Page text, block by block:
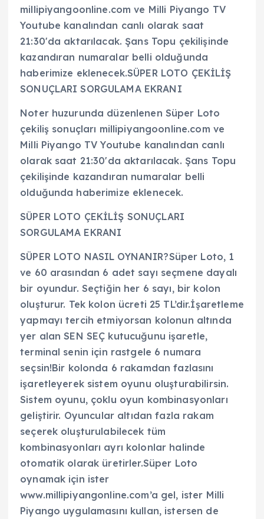
millipiyangoonline.com ve Milli Piyango TV
Youtube kanalından canlı olarak saat
21:30'da aktarılacak. Şans Topu çekilişinde
kazandıran numaralar belli olduğunda
haberimize eklenecek.SÜPER LOTO ÇEKİLİŞ
SONUÇLARI SORGULAMA EKRANI
Noter huzurunda düzenlenen Süper Loto
çekiliş sonuçları millipiyangoonline.com ve
Milli Piyango TV Youtube kanalından canlı
olarak saat 21:30'da aktarılacak. Şans Topu
çekilişinde kazandıran numaralar belli
olduğunda haberimize eklenecek.
SÜPER LOTO ÇEKİLİŞ SONUÇLARI
SORGULAMA EKRANI
SÜPER LOTO NASIL OYNANIR?Süper Loto, 1
ve 60 arasından 6 adet sayı seçmene dayalı
bir oyundur. Seçtiğin her 6 sayı, bir kolon
oluşturur. Tek kolon ücreti 25 TL’dir.İşaretleme
yapmayı tercih etmiyorsan kolonun altında
yer alan SEN SEÇ kutucuğunu işaretle,
terminal senin için rastgele 6 numara
seçsin!Bir kolonda 6 rakamdan fazlasını
işaretleyerek sistem oyunu oluşturabilirsin.
Sistem oyunu, çoklu oyun kombinasyonları
geliştirir. Oyuncular altıdan fazla rakam
seçerek oluşturulabilecek tüm
kombinasyonları ayrı kolonlar halinde
otomatik olarak üretirler.Süper Loto
oynamak için ister
www.millipiyangonline.com’a gel, ister Milli
Piyango uygulamasını kullan, istersen de